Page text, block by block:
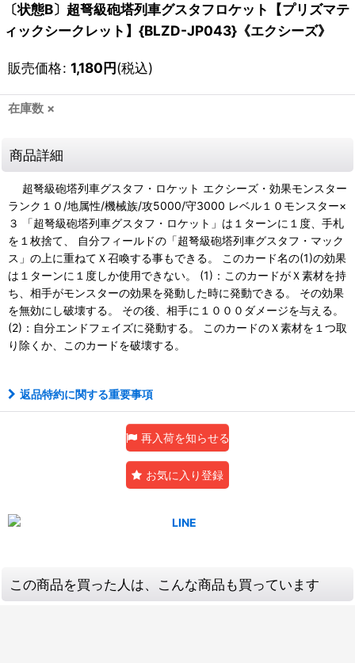
〔状態B〕超弩級砲塔列車グスタフロケット【プリズマテ
ィックシークレット】{BLZD-JP043}《エクシーズ》
販売価格: 1,180円(税込)
在庫数 ×
商品詳細
超弩級砲塔列車グスタフ・ロケット エクシーズ・効果モンスター
ランク１０/地属性/機械族/攻5000/守3000 レベル１０モンスター×
３ 「超弩級砲塔列車グスタフ・ロケット」は１ターンに１度、手札
を１枚捨て、 自分フィールドの「超弩級砲塔列車グスタフ・マック
ス」の上に重ねてＸ召喚する事もできる。 このカード名の(1)の効果
は１ターンに１度しか使用できない。 (1)：このカードがＸ素材を持
ち、相手がモンスターの効果を発動した時に発動できる。 その効果
を無効にし破壊する。 その後、相手に１０００ダメージを与える。
(2)：自分エンドフェイズに発動する。 このカードのＸ素材を１つ取
り除くか、このカードを破壊する。
返品特約に関する重要事項
再入荷を知らせる
お気に入り登録
この商品を買った人は、こんな商品も買っています